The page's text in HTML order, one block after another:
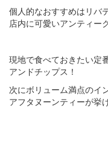
個人的なおすすめはリバ
店内に可愛いアンティー
現地で食べておきたい定
アンドチップス！
次にボリューム満点のイ
アフタヌーンティーが挙